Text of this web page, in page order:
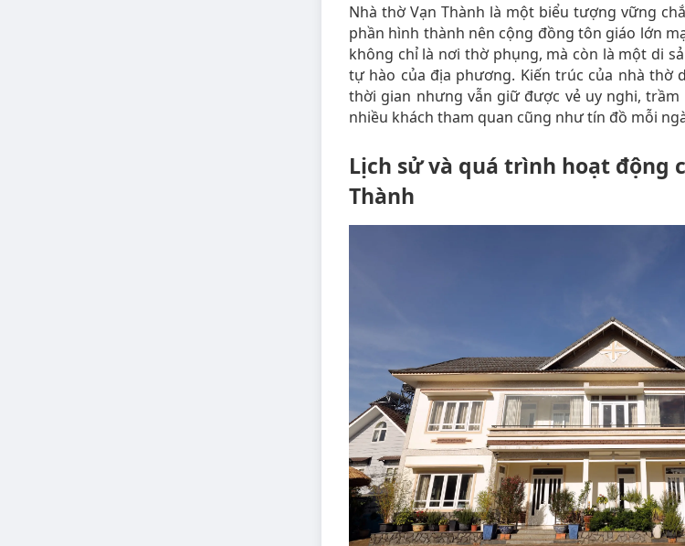
Nhà thờ Vạn Thành là một biểu tượng vững
phần hình thành nên cộng đồng tôn giáo lớn
không chỉ là nơi thờ phụng, mà còn là một di
tự hào của địa phương. Kiến trúc của nhà thờ
thời gian nhưng vẫn giữ được vẻ uy nghi,
nhiều khách tham quan cũng như tín đồ mỗi
Lịch sử và quá trình hoạt động
Thành